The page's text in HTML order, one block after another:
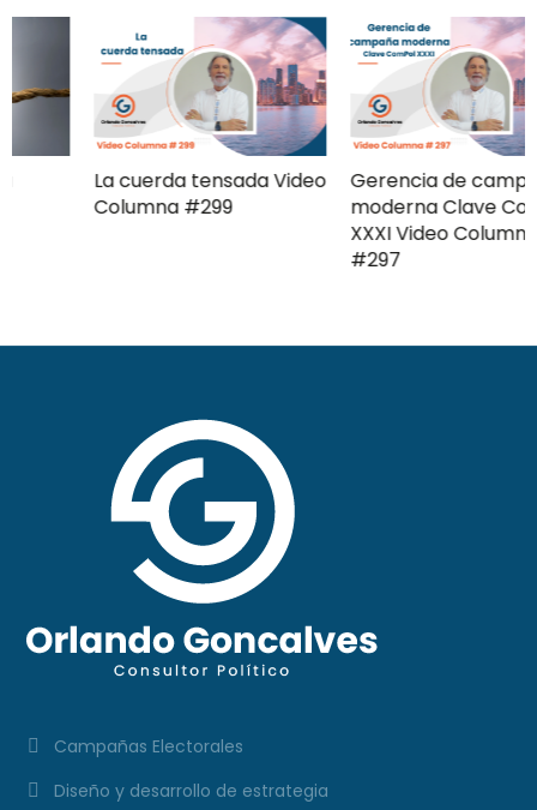
La cuerda tensada Video
Columna #299
Gerencia de campaña
moderna Clave ComPol
Campañas Electorales
Diseño y desarrollo de estrategia